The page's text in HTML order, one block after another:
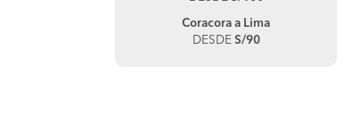
Coracora a Lima
DESDE S/90